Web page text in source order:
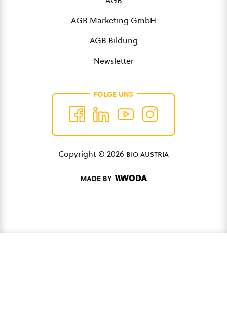
AGB Marketing GmbH
AGB Bildung
Newsletter
FOLGE UNS
Copyright © 2026 bio austria
MADE BY